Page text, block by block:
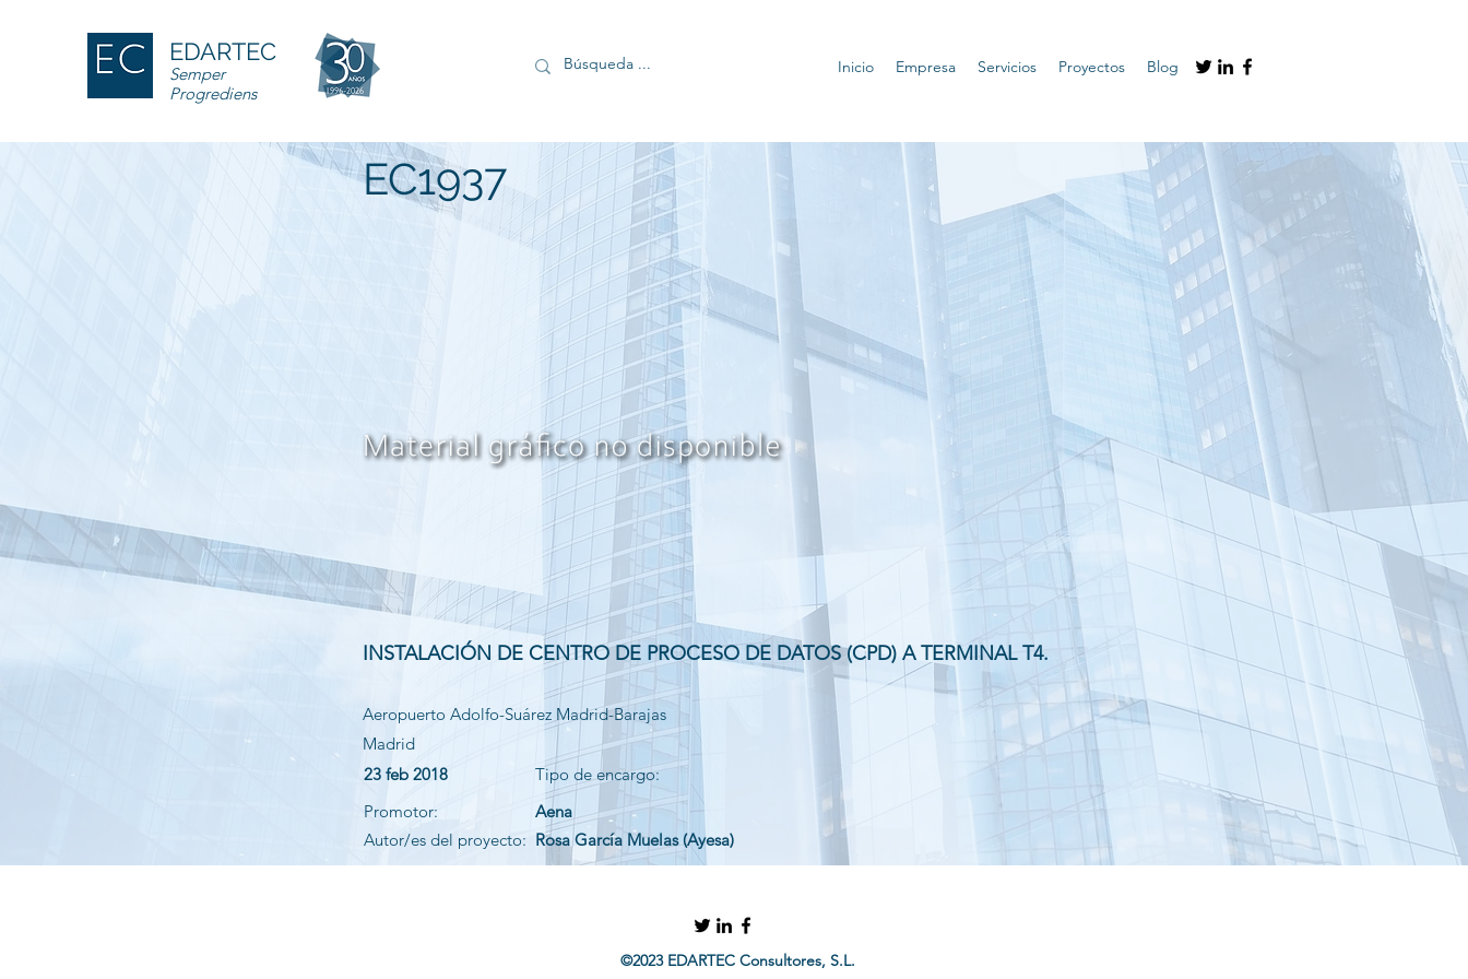
EDARTEC
Semper
Progrediens
Inicio Empresa Servicios Proyectos Blog
EC1937
INSTALACIÓN DE CENTRO DE PROCESO DE DATOS (CPD) A TERMINAL T4.
Aeropuerto Adolfo-Suárez Madrid-Barajas
Madrid
23 feb 2018
Promotor:
Autor/es del proyecto:
Tipo de encargo:
Aena
Rosa García Muelas (Ayesa)
©2023 EDARTEC Consultores, S.L.